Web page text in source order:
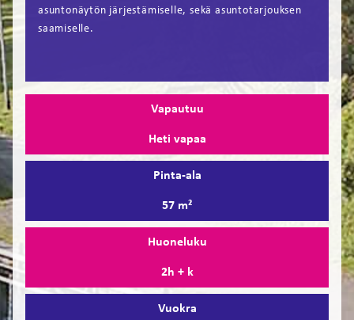
asuntonäytön järjestämiselle, sekä asuntotarjouksen
saamiselle.
Vapautuu
Heti vapaa
Pinta-ala
57 m²
Huoneluku
2h + k
Vuokra